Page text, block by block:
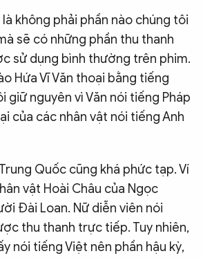
không phải phần nào chúng tôi
sẽ có những phần thu thanh
sử dụng bình thường trên phim.
Hứa Vĩ Văn thoại bằng tiếng
giữ nguyên vì Văn nói tiếng Pháp
của các nhân vật nói tiếng Anh
Quốc cũng khá phức tạp. Ví
vật Hoài Châu của Ngọc
Đài Loan. Nữ diễn viên nói
thu thanh trực tiếp. Tuy nhiên,
nói tiếng Việt nên phần hậu kỳ,